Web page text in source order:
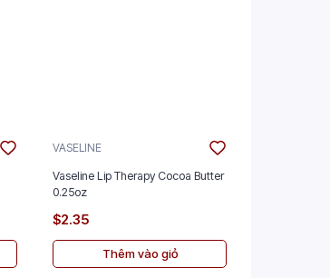
VASELINE
Vaseline Lip Therapy Cocoa Butter
0.25oz
$2.35
Thêm vào giỏ